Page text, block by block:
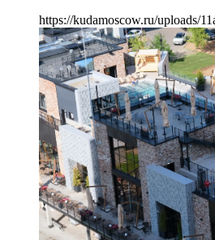
https://kudamoscow.ru/uploads/